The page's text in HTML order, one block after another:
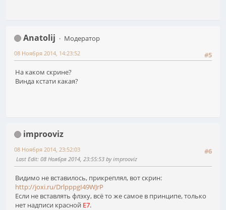
Anatolij
Модератор
#5
08 Ноября 2014, 14:23:52
На каком скрине?
Винда кстати какая?
improoviz
#6
08 Ноября 2014, 23:52:03
Last Edit: 08 Ноября 2014, 23:55:53 by improoviz
Видимо не вставилось, прикреплял, вот скрин:
http://joxi.ru/DrlpppgI49WJrP
Если не вставлять флэху, всё то же самое в принципе, только
нет надписи красной E7.